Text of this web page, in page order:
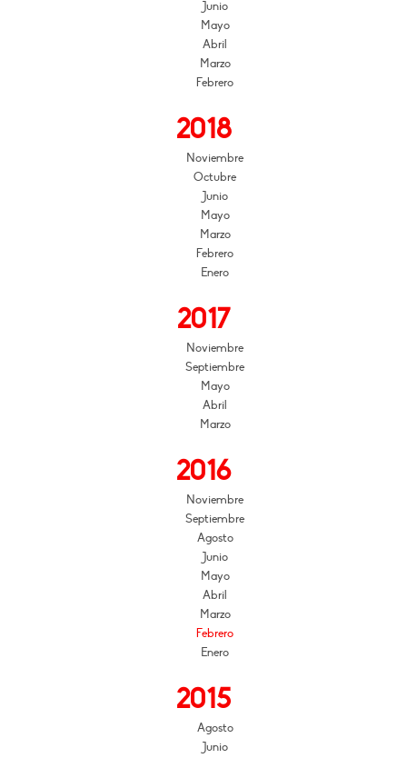
Junio
Mayo
Abril
Marzo
Febrero
2018
Noviembre
Octubre
Junio
Mayo
Marzo
Febrero
Enero
2017
Noviembre
Septiembre
Mayo
Abril
Marzo
2016
Noviembre
Septiembre
Agosto
Junio
Mayo
Abril
Marzo
Febrero
Enero
2015
Agosto
Junio